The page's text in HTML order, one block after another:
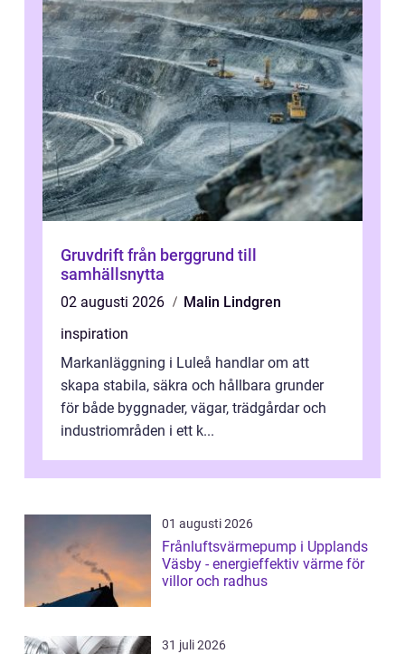
Gruvdrift från berggrund till
samhällsnytta
02 augusti 2026
Malin Lindgren
inspiration
Markanläggning i Luleå handlar om att
skapa stabila, säkra och hållbara grunder
för både byggnader, vägar, trädgårdar och
industriområden i ett k...
01 augusti 2026
Frånluftsvärmepump i Upplands
Väsby - energieffektiv värme för
villor och radhus
31 juli 2026